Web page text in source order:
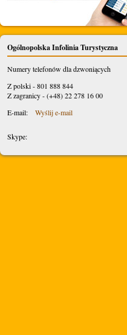
Ogólnopolska Infolinia Turystyczna
Numery telefonów dla dzwoniących
Z polski - 801 888 844
Z zagranicy - (+48) 22 278 16 00
E-mail: Wyślij e-mail
Skype: